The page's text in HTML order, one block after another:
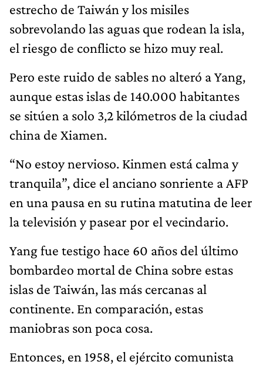
estrecho de Taiwán y los misiles
sobrevolando las aguas que rodean la isla,
el riesgo de conflicto se hizo muy real.
Pero este ruido de sables no alteró a Yang,
aunque estas islas de 140.000 habitantes
se sitúen a solo 3,2 kilómetros de la ciudad
china de Xiamen.
“No estoy nervioso. Kinmen está calma y
tranquila”, dice el anciano sonriente a AFP
en una pausa en su rutina matutina de leer
la televisión y pasear por el vecindario.
Yang fue testigo hace 60 años del último
bombardeo mortal de China sobre estas
islas de Taiwán, las más cercanas al
continente. En comparación, estas
maniobras son poca cosa.
Entonces, en 1958, el ejército comunista